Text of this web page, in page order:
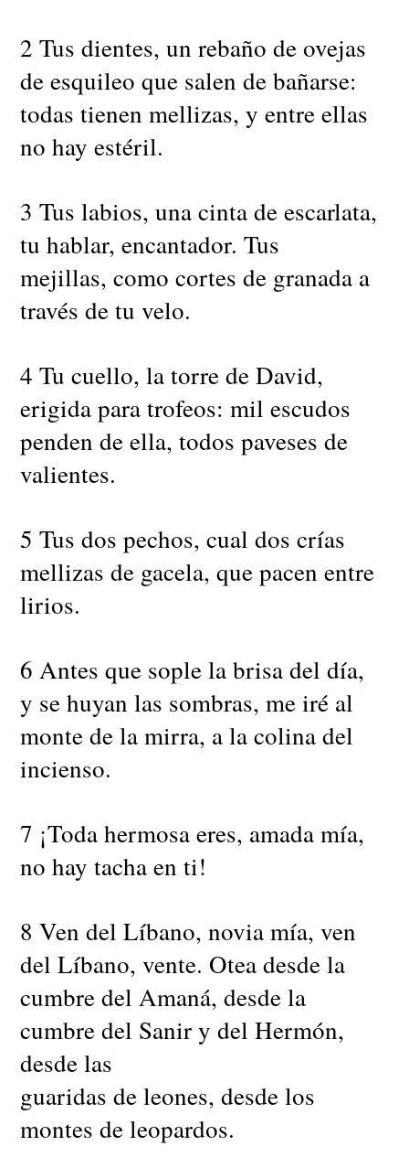
2 Tus dientes, un rebaño de ovejas
de esquileo que salen de bañarse:
todas tienen mellizas, y entre ellas
no hay estéril.
3 Tus labios, una cinta de escarlata,
tu hablar, encantador. Tus
mejillas, como cortes de granada a
través de tu velo.
4 Tu cuello, la torre de David,
erigida para trofeos: mil escudos
penden de ella, todos paveses de
valientes.
5 Tus dos pechos, cual dos crías
mellizas de gacela, que pacen entre
lirios.
6 Antes que sople la brisa del día,
y se huyan las sombras, me iré al
monte de la mirra, a la colina del
incienso.
7 ¡Toda hermosa eres, amada mía,
no hay tacha en ti!
8 Ven del Líbano, novia mía, ven
del Líbano, vente. Otea desde la
cumbre del Amaná, desde la
cumbre del Sanir y del Hermón,
desde las
guaridas de leones, desde los
montes de leopardos.